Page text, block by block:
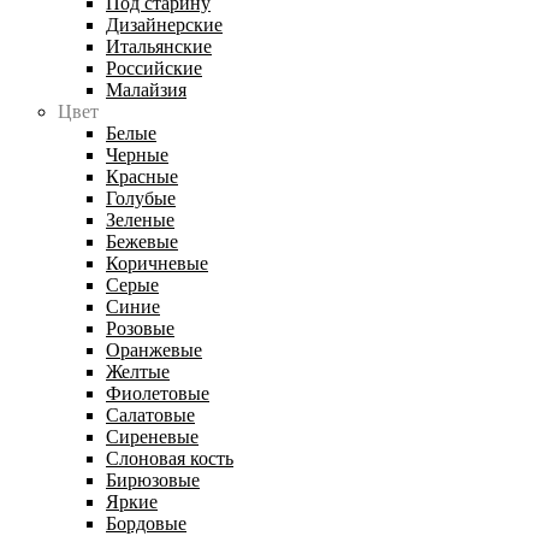
Дизайнерские
Итальянские
Российские
Малайзия
Цвет
Белые
Черные
Красные
Голубые
Зеленые
Бежевые
Коричневые
Серые
Синие
Розовые
Оранжевые
Желтые
Фиолетовые
Салатовые
Сиреневые
Слоновая кость
Бирюзовые
Яркие
Бордовые